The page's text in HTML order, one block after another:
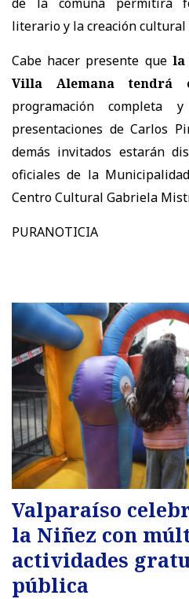
literario y la creación cultural
Cabe hacer presente que la
Villa Alemana tendrá
programación
presentaciones de Carlos
demás invitados estarán
oficiales de la
Centro Cultural Gabriela
PURANOTICIA
Valparaíso
la Niñez con
actividades
pública